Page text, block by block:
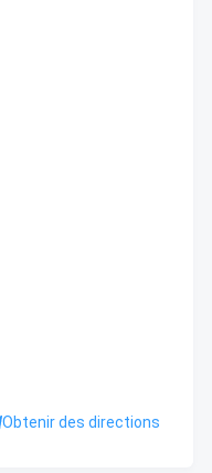
Obtenir des directions